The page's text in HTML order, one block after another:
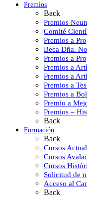
Premios
Back
Premios
Comité
Premios a
Beca Dña.
Premios a
Premios a
Premios a
Premios a
Premios a
Premio a
Premios –
Back
Formación
Back
Cursos
Cursos
Cursos
Solicitud de
Acceso al
Back